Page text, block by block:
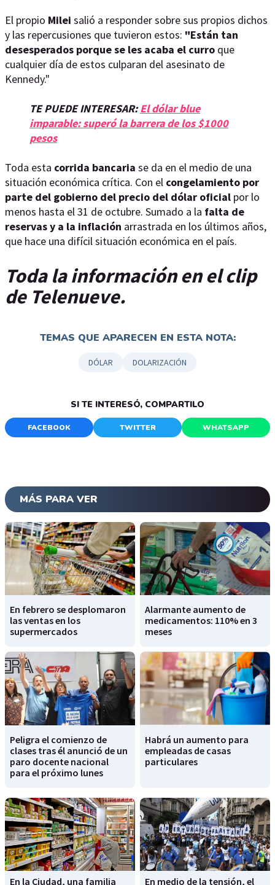
El propio Milei salió a responder sobre sus propios dichos
y las repercusiones que tuvieron estos: "Están tan
desesperados porque se les acaba el curro que
cualquier día de estos culparan del asesinato de
Kennedy."
TE PUEDE INTERESAR:El dólar blue
imparable: superó la barrera de los $1000
pesos
Toda esta corrida bancaria se da en el medio de una
situación económica crítica. Con el congelamiento por
parte del gobierno del precio del dólar oficial por lo
menos hasta el 31 de octubre. Sumado a la falta de
reservas y a la inflación arrastrada en los últimos años,
que hace una difícil situación económica en el país.
Toda la información en el clip
de Telenueve.
TEMAS QUE APARECEN EN ESTA NOTA:
DÓLAR DOLARIZACIÓN
SI TE INTERESÓ, COMPARTILO
FACEBOOK TWITTER WHATSAPP
MÁS PARA VER
En febrero se desplomaron
las ventas en los
supermercados
Alarmante aumento de
medicamentos: 110% en 3
meses
Peligra el comienzo de
clases tras él anunció de un
paro docente nacional
para el próximo lunes
Habrá un aumento para
empleadas de casas
particulares
En la Ciudad, una familia En medio de la tensión, el